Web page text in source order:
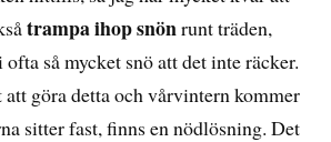
trampa ihop snönrunt träden,
så mycket snö att det inte räcker.
att göra detta och vårvintern kommer
sitter fast, finns en nödlösning. Det